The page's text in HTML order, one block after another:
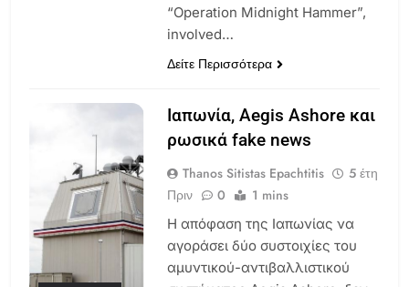
“Operation Midnight Hammer”,
involved…
Δείτε Περισσότερα
Ιαπωνία, Aegis Ashore και
ρωσικά fake news
Thanos Sitistas Epachtitis
5 έτη
Πριν
0 1 mins
Η απόφαση της Ιαπωνίας να
αγοράσει δύο συστοιχίες του
αμυντικού-αντιβαλλιστικού